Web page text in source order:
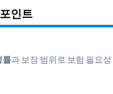
인트
률과 보장 범위로 보험 필요성